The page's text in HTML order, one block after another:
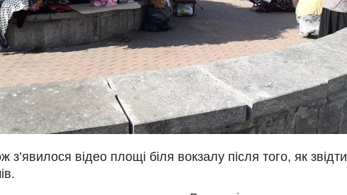
з’явилося відео площі біля вокзалу після того, як звідти